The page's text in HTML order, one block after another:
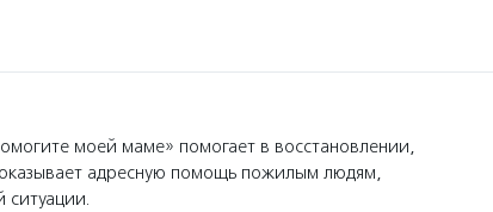
моей маме» помогает в восстановлении,
адресную помощь пожилым людям,